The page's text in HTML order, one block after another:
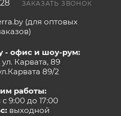
ЗАКАЗАТЬ ЗВОНОК
(для оптовых
- офис и шоу-рум:
Карвата, 89
89/2
работы:
с 9:00 до 17:00
выходной